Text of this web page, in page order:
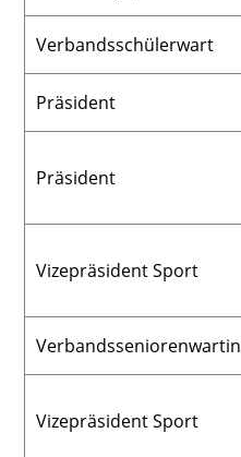
Verbandsschülerwart
Präsident
Präsident
Vizepräsident Sport
Verbandsseniorenwartin
Vizepräsident Sport